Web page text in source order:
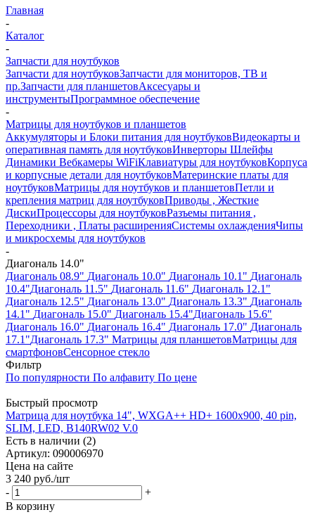
Главная
-
Каталог
-
Запчасти для ноутбуков
Запчасти для ноутбуковЗапчасти для мониторов, ТВ и
пр.Запчасти для планшетовАксесуары и
инструментыПрограммное обеспечение
-
Матрицы для ноутбуков и планшетов
Аккумуляторы и Блоки питания для ноутбуковВидеокарты и
оперативная память для ноутбуковИнверторы Шлейфы
Динамики Вебкамеры WiFiКлавиатуры для ноутбуковКорпуса
и корпусные детали для ноутбуковМатеринские платы для
ноутбуковМатрицы для ноутбуков и планшетовПетли и
крепления матриц для ноутбуковПриводы , Жесткие
ДискиПроцессоры для ноутбуковРазъемы питания ,
Переходники , Платы расширенияСистемы охлажденияЧипы
и микросхемы для ноутбуков
-
Диагональ 14.0"
Диагональ 08.9" Диагональ 10.0" Диагональ 10.1" Диагональ
10.4"Диагональ 11.5" Диагональ 11.6" Диагональ 12.1"
Диагональ 12.5" Диагональ 13.0" Диагональ 13.3" Диагональ
14.1" Диагональ 15.0" Диагональ 15.4"Диагональ 15.6"
Диагональ 16.0" Диагональ 16.4" Диагональ 17.0" Диагональ
17.1"Диагональ 17.3" Матрицы для планшетовМатрицы для
смартфоновСенсорное стекло
Фильтр
По популярности По алфавиту По цене
Быстрый просмотр
Матрица для ноутбука 14", WXGA++ HD+ 1600x900, 40 pin,
SLIM, LED, B140RW02 V.0
Есть в наличии (2)
Артикул: 090006970
Цена на сайте
3 240 руб./шт
-
+
В корзину